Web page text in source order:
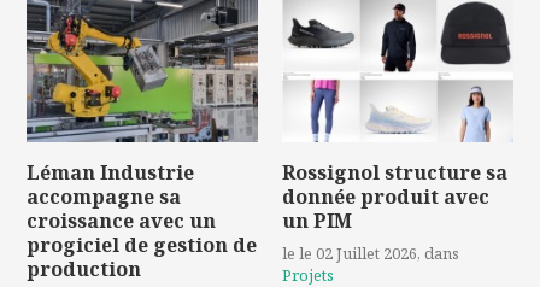
Léman Industrie
accompagne sa
croissance avec un
progiciel de gestion de
production
Rossignol structure sa
donnée produit avec
un PIM
le le 02 Juillet 2026, dans
Projets